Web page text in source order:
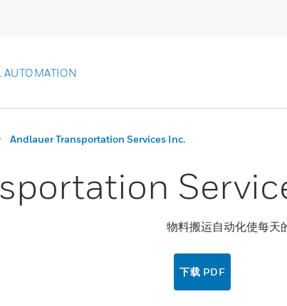
AUTOMATION
Andlauer Transportation Services Inc.
物料搬运自动化使每天
下载 PDF